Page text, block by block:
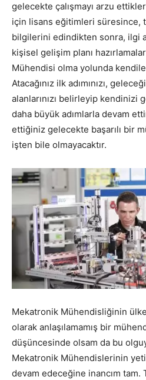
gelecekte çalışmayı arzu
için lisans eğitimleri süresince,
bilgilerini edindikten sonra, ilgi
kişisel gelişim planı
Mühendisi olma yolunda
Atacağınız ilk adımınızı,
alanlarınızı belirleyip kendinizi
daha büyük adımlarla devam
ettiğiniz gelecekte başarılı bir
işten bile olmayacaktır.
Mekatronik Mühendisliğinin
olarak anlaşılamamış bir
düşüncesinde olsam da bu
Mekatronik Mühendislerinin
devam edeceğine inancım tam.